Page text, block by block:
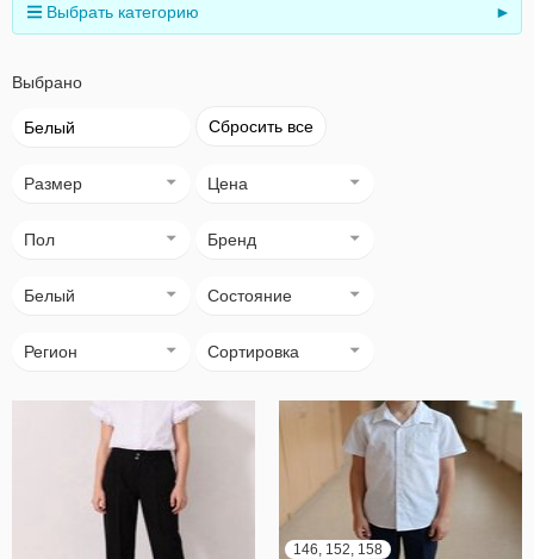
Выбрать категорию ►
Выбрано
Белый Сбросить все
Размер Цена
Пол Бренд
Белый Состояние
Регион Сортировка
146, 152, 158